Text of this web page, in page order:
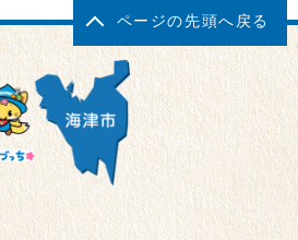
ページの先頭へ戻る